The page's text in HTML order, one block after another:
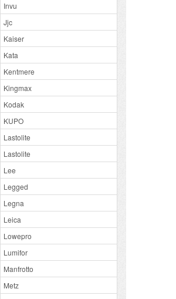
Invu
Jjc
Kaiser
Kata
Kentmere
Kingmax
Kodak
KUPO
Lastolite
Lastolite
Lee
Legged
Legna
Leica
Lowepro
Lumifor
Manfrotto
Metz